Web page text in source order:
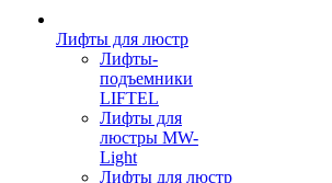
Лифты для люстр
Лифты-
подъемники
LIFTEL
Лифты для
люстры MW-
Light
Лифты для люстр